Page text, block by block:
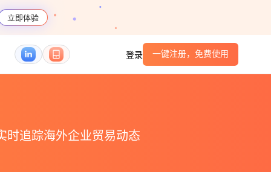
立即体验
登录 一键注册，免费使用
时追踪海外企业贸易动态